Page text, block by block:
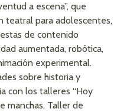
a escena”, que
teatral para adolescentes,
de contenido
aumentada, robótica,
experimental.
sobre historia y
con los talleres “Hoy
manchas, Taller de